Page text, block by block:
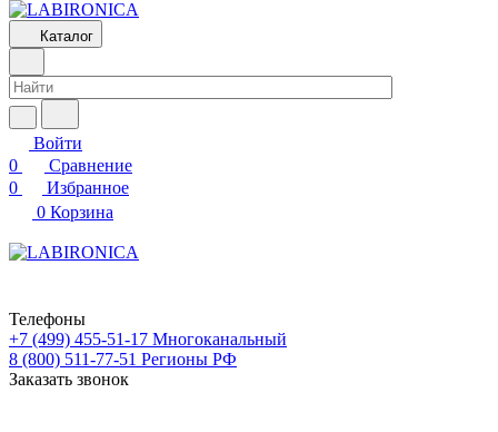
Каталог
Войти
0
Сравнение
0
Избранное
0 Корзина
Телефоны
+7 (499) 455-51-17 Многоканальный
8 (800) 511-77-51 Регионы РФ
Заказать звонок